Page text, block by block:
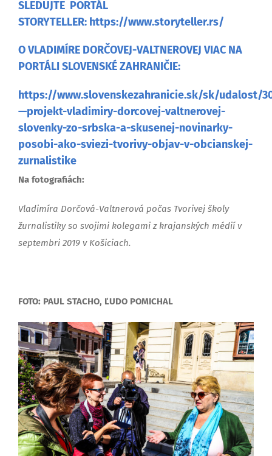
SLEDUJTE PORTÁL
STORYTELLER: https://www.storyteller.rs/
O VLADIMÍRE DORČOVEJ-VALTNEROVEJ VIAC NA
PORTÁLI SLOVENSKÉ ZAHRANIČIE:
https://www.slovenskezahranicie.sk/sk/udalost/
—projekt-vladimiry-dorcovej-valtnerovej-
slovenky-zo-srbska-a-skusenej-novinarky-
posobi-ako-sviezi-tvorivy-objav-v-obcianskej-
zurnalistike
Na fotografiách:
Vladimíra Dorčová-Valtnerová počas Tvorivej školy
žurnalistiky so svojimi kolegami z krajanských médií v
septembri 2019 v Košiciach.
FOTO: PAUL STACHO, ĽUDO POMICHAL